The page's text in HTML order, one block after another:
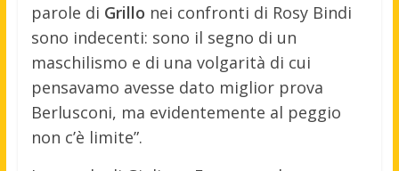
parole di Grillo nei confronti di Rosy Bindi
sono indecenti: sono il segno di un
maschilismo e di una volgarità di cui
pensavamo avesse dato miglior prova
Berlusconi, ma evidentemente al peggio
non c’è limite”.